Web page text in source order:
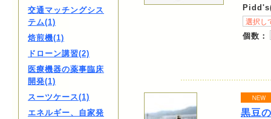
交通マッチングシス
テム(1)
焙煎機(1)
ドローン講習(2)
医療機器の薬事臨床
開発(1)
スーツケース(1)
エネルギー、自家発
個数：
黒豆